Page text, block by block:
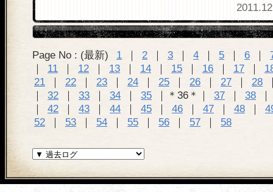
Page No : (最新) 1 ｜ 2 ｜ 3 ｜ 4 ｜ 5 ｜ 6 ｜
｜
11 ｜ 12 ｜ 13 ｜ 14 ｜ 15 ｜ 16 ｜ 17 ｜
21
｜ 22 ｜ 23 ｜ 24 ｜ 25 ｜ 26 ｜ 27 ｜ 28
｜
32 ｜ 33 ｜ 34 ｜ 35 ｜＊36＊｜ 37 ｜ 38
｜
42 ｜ 43 ｜ 44 ｜ 45 ｜ 46 ｜ 47 ｜ 48 ｜
52
｜ 53 ｜ 54 ｜ 55 ｜ 56 ｜ 57 ｜ 58